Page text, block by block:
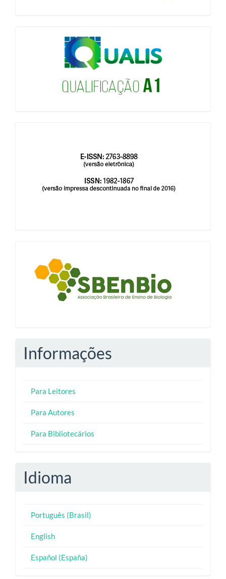
blocologosbenbio
Informações
Para Leitores
Para Autores
Para Bibliotecários
Idioma
Português (Brasil)
English
Español (España)